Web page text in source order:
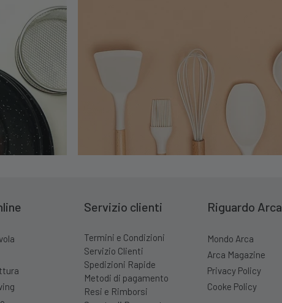
Servizio clienti
Termini e Condizioni
Servizio Clienti
Spedizioni Rapide
Metodi di pagamento
Resi e Rimborsi
Riguardo Arca
Mondo Arca
Arca Magazine
Privacy Policy
Cooke Policy